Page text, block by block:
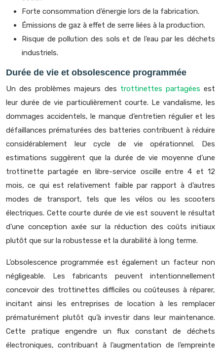
Forte consommation d’énergie lors de la fabrication.
Émissions de gaz à effet de serre liées à la production.
Risque de pollution des sols et de l’eau par les déchets
industriels.
Durée de vie et obsolescence programmée
Un des problèmes majeurs des trottinettes partagéesest
leur durée de vie particulièrement courte. Le vandalisme, les
dommages accidentels, le manque d’entretien régulier et les
défaillances prématurées des batteries contribuent à réduire
considérablement leur cycle de vie opérationnel. Des
estimations suggèrent que la durée de vie moyenne d’une
trottinette partagée en libre-service oscille entre 4 et 12
mois, ce qui est relativement faible par rapport à d’autres
modes de transport, tels que les vélos ou les scooters
électriques. Cette courte durée de vie est souvent le résultat
d’une conception axée sur la réduction des coûts initiaux
plutôt que sur la robustesse et la durabilité à long terme.
L’obsolescence programmée est également un facteur non
négligeable. Les fabricants peuvent intentionnellement
concevoir des trottinettes difficiles ou coûteuses à réparer,
incitant ainsi les entreprises de location à les remplacer
prématurément plutôt qu’à investir dans leur maintenance.
Cette pratique engendre un flux constant de déchets
électroniques, contribuant à l’augmentation de l’empreinte